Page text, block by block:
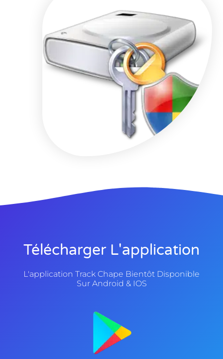
Télécharger L'application
L'application Track Chape Bientôt Disponible
Sur Android & IOS